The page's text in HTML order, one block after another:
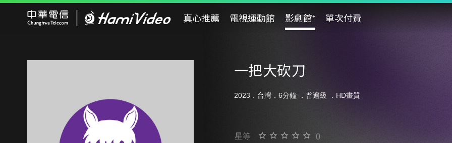
真心推薦 電視運動館 影劇館⁺ 單次付費
一把大砍刀
2023．台灣．6分鐘 ． 普遍級 ．HD畫質
星等
0